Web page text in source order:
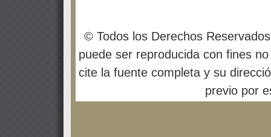
© Todos los Derechos
puede ser reproducida con fines
cite la fuente completa y su
previo por